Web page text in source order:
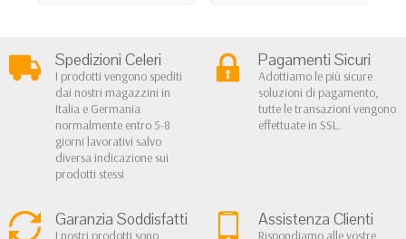
Spedizioni Celeri
I prodotti vengono spediti
dai nostri magazzini in
Italia e Germania
normalmente entro 5-8
giorni lavorativi salvo
diversa indicazione sui
prodotti stessi
Pagamenti Sicuri
Adottiamo le più sicure
soluzioni di pagamento,
tutte le transazioni vengono
effettuate in SSL.
Garanzia Soddisfatti
I nostri prodotti sono
Assistenza Clienti
Rispondiamo alle vostre